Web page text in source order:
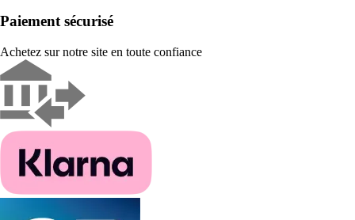
Paiement sécurisé
Achetez sur notre site en toute confiance